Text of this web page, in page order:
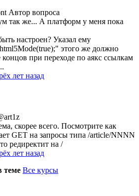
Автор вопроса
так же... А платформ у меня пока
настроен? Указал ему
этого же должно
при переходе по аякс ссылкам
лет назад
скорее всего. Посмотрите как
GET на запросы типа /article/NNNN
редиректит на /
лет назад
теме Все курсы